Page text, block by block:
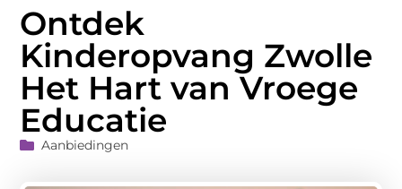
Ontdek
Kinderopvang Zwolle
Het Hart van Vroege
Educatie
Aanbiedingen